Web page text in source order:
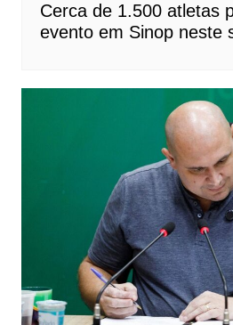
Cerca de 1.500 atletas
evento em Sinop neste